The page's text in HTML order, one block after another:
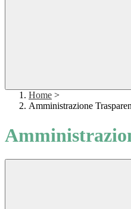
Home >
Amministrazione